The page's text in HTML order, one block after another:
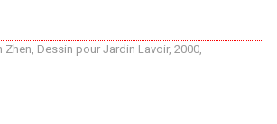
Zhen, Dessin pour Jardin Lavoir, 2000,